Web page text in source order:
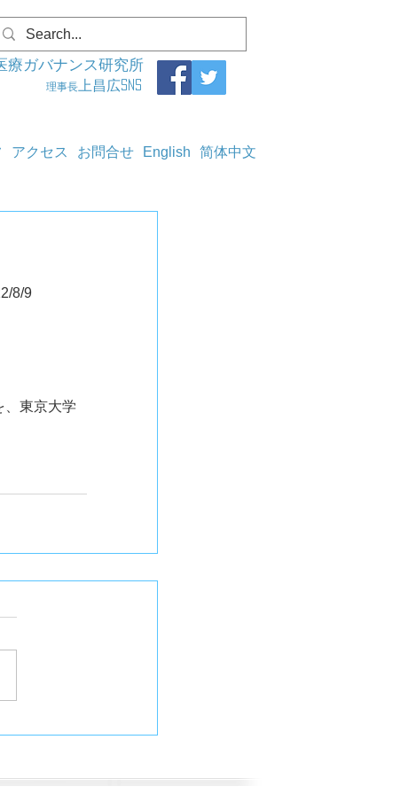
療ガバナンス研究所
理事長 上昌広SNS
アクセス お問合せ English 简体中文
異議申し立て後、さらに減点	2022/8/9
、東京大学